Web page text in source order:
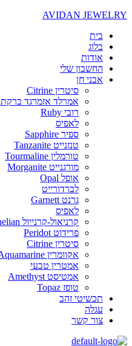
AVIDAN JEWELRY
בית
בלוג
אודות
החשבון שלי
אבני חן
סיטרין Citrine
אמרלד אזמרגד ברקת Emerald
רובי Ruby
לאפיס
ספיר Sapphire
טנזנייט Tanzanite
טורמלין Tourmaline
מורגנייט Morganite
אופל Opal
לברדורייט
גרנט Garnett
לאפיס
קרניאול-קרנייול Carnelian
פרידוט Peridot
סיטרין Citrine
אקוומרין Aquamarine
אמטרין טבעי
אמטיסט Amethyst
טופז Topaz
תכשיטי זהב
עגלה
צור קשר